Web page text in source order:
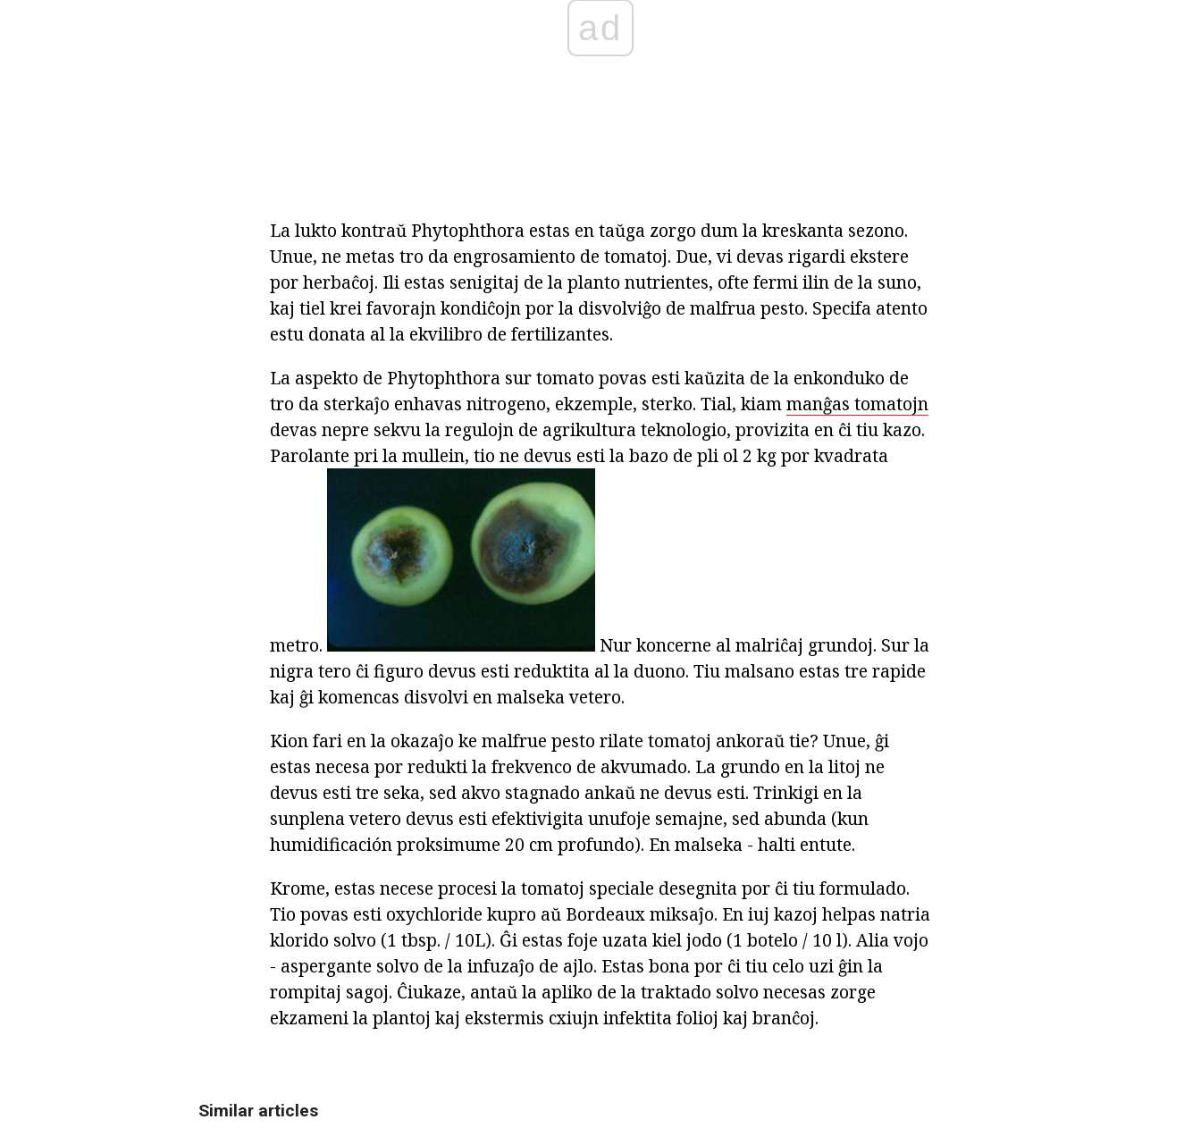
ad
La lukto kontraŭ Phytophthora estas en taŭga zorgo dum la kreskanta sezono.
Unue, ne metas tro da engrosamiento de tomatoj. Due, vi devas rigardi ekstere
por herbaĉoj. Ili estas senigitaj de la planto nutrientes, ofte fermi ilin de la suno,
kaj tiel krei favorajn kondiĉojn por la disvolviĝo de malfrua pesto. Specifa atento
estu donata al la ekvilibro de fertilizantes.
La aspekto de Phytophthora sur tomato povas esti kaŭzita de la enkonduko de
tro da sterkaĵo enhavas nitrogeno, ekzemple, sterko. Tial, kiammanĝas tomatojn
devas nepre sekvu la regulojn de agrikultura teknologio, provizita en ĉi tiu kazo.
Parolante pri la mullein, tio ne devus esti la bazo de pli ol 2 kg por kvadrata
metro.
Nur koncerne al malriĉaj grundoj. Sur la
nigra tero ĉi figuro devus esti reduktita al la duono. Tiu malsano estas tre rapide
kaj ĝi komencas disvolvi en malseka vetero.
Kion fari en la okazaĵo ke malfrue pesto rilate tomatoj ankoraŭ tie? Unue, ĝi
estas necesa por redukti la frekvenco de akvumado. La grundo en la litoj ne
devus esti tre seka, sed akvo stagnado ankaŭ ne devus esti. Trinkigi en la
sunplena vetero devus esti efektivigita unufoje semajne, sed abunda (kun
humidificación proksimume 20 cm profundo). En malseka - halti entute.
Krome, estas necese procesi la tomatoj speciale desegnita por ĉi tiu formulado.
Tio povas esti oxychloride kupro aŭ Bordeaux miksaĵo. En iuj kazoj helpas natria
klorido solvo (1 tbsp. / 10L). Ĝi estas foje uzata kiel jodo (1 botelo / 10 l). Alia vojo
- aspergante solvo de la infuzaĵo de ajlo. Estas bona por ĉi tiu celo uzi ĝin la
rompitaj sagoj. Ĉiukaze, antaŭ la apliko de la traktado solvo necesas zorge
ekzameni la plantoj kaj ekstermis cxiujn infektita folioj kaj branĉoj.
Similar articles